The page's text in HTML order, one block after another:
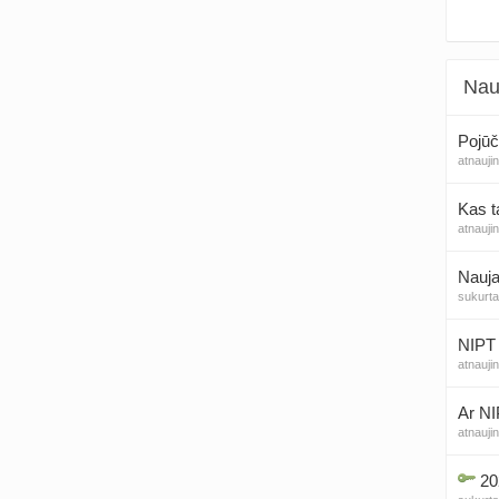
Kas
sukurta
Ar